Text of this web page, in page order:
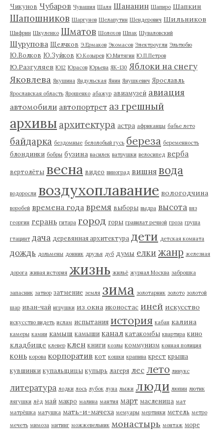
Чикунов Чубаров Чувашия Шаля Шананин Шапиро Шапкин
Шапошников Шаргунов Шелапутин Шендерович Шильников
Шифрин Шкуленко Шматов Шолохов Шпак Шуваловский
Шурупова Щелчков Э.Ермаков Экомасов Электроугли Эльтюбю
Ю.Волков Ю.Зуйков Ю.Козырев Ю.Митягин Ю.П.Петров
Ю.Разгуляев Ю12 Юрасов Юрьева ЯК-130 Яблоки на снегу
Яковлева Якушина Яндульская Янин Янушкевич Ярославль
Ярославская область Ярошенко абажур авиамузей авиация
автомобили автопортрет аз грешный
архивы архитектура астра африканцы бабье лето
байдарка бездомные белолобый гусь береза беременность
блондинки бобры бузина василек ватрушки велосипед верба
вертолёты весна видео виноград вишня вода
водоросли воздухоплавание вологодчина
воробей времена года время выборы выдра высота вяз
георгин герань гитара город горы гравилат речной гроза груша
гтацинт дача деревянная архитектура дети детская комната
дождь дольмены донник друзья дуб думы елки жанр железная
дорога живая история жизнь жильё журнал Москва заброшка
запасник затвор затмение земля зима золотарник золото золотой
шар иван-чай игрушки из окна иконостас иней искусство
искусство видеть ислам испытания история кабан калина
камеры камни камыш камыши канал катакомбы квартира кино
кладбище клевер клен книги козлы коммунизм конная полиция
конь корова корпоратив кот кошки крапива крест крыша
кувшинки купальщицы купырь лагеря лес лето линукс
литература лодки лось лубок луна лыжи люди люпин лютик
лягушки лёд май макро малина мантия март масленица мат
матрёшка матушка мать-и-мачеха мемуары мертвяки метель метро
мечеть мимоза митинг можжевельник монастырь монтаж море